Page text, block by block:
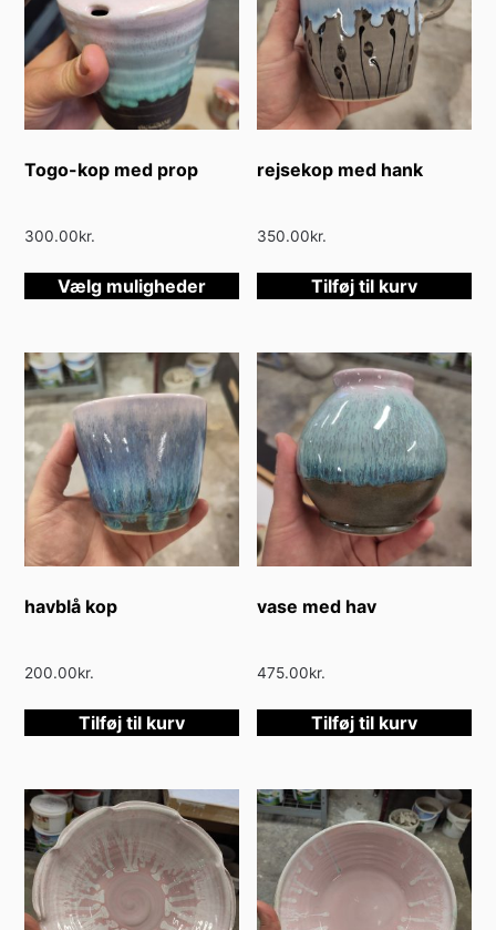
Togo-kop med prop
300.00kr.
Vælg muligheder
varianter.
Mulighederne
kan
vælges
på
varesiden
rejsekop med hank
350.00kr.
Tilføj til kurv
havblå kop
200.00kr.
Tilføj til kurv
vase med hav
475.00kr.
Tilføj til kurv